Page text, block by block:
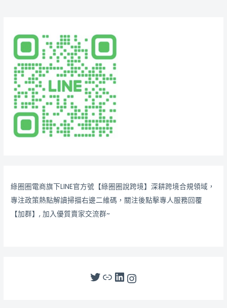
綠圈圈電商旗下LINE官方號【綠圈圈說跨境】深耕跨境合規領域，
專注政策熱點解讀掃描右邊二維碼，關注後點擊專人服務回覆
【加群】, 加入優質賣家交流群~